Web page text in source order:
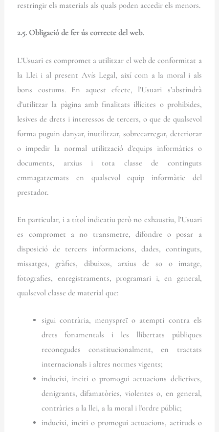
restringir els materials als quals poden accedir els menors.
2.5. Obligació de fer ús correcte del web.
L’Usuari es compromet a utilitzar el web de conformitat a
la Llei i al present Avís Legal, així com a la moral i als
bons costums. En aquest efecte, l’Usuari s’abstindrà
d’utilitzar la pàgina amb finalitats il·lícites o prohibides,
lesives de drets i interessos de tercers, o que de qualsevol
forma puguin danyar, inutilitzar, sobrecarregar, deteriorar
o impedir la normal utilització d’equips informàtics o
documents, arxius i tota classe de continguts
emmagatzemats en qualsevol equip informàtic del
prestador.
En particular, i a títol indicatiu però no exhaustiu, l’Usuari
es compromet a no transmetre, difondre o posar a
disposició de tercers informacions, dades, continguts,
missatges, gràfics, dibuixos, arxius de so o imatge,
fotografies, enregistraments, programari i, en general,
qualsevol classe de material que:
sigui contrària, menyspreï o atempti contra els
drets fonamentals i les llibertats públiques
reconegudes constitucionalment, en tractats
internacionals i altres normes vigents;
indueixi, inciti o promogui actuacions delictives,
denigrants, difamatòries, violentes o, en general,
contràries a la llei, a la moral i l’ordre públic;
indueixi, inciti o promogui actuacions, actituds o